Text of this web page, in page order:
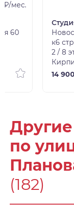
₽/мес.
60
к6 стр
2 / 8
14
по
(182)